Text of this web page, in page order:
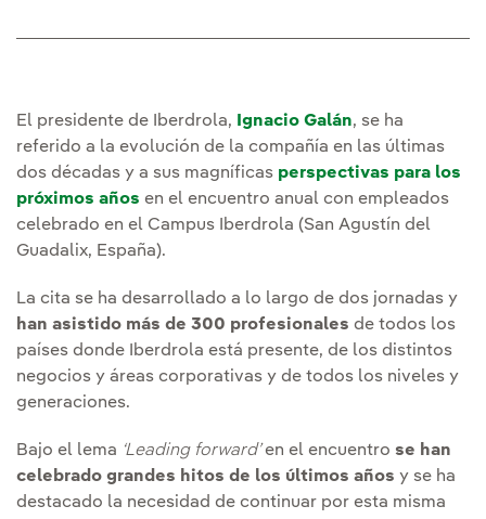
El presidente de Iberdrola, Ignacio Galán, se ha
referido a la evolución de la compañía en las últimas
dos décadas y a sus magníficas perspectivas para los
próximos años en el encuentro anual con empleados
celebrado en el Campus Iberdrola (San Agustín del
Guadalix, España).
La cita se ha desarrollado a lo largo de dos jornadas y
han asistido más de 300 profesionales de todos los
países donde Iberdrola está presente, de los distintos
negocios y áreas corporativas y de todos los niveles y
generaciones.
Bajo el lema ‘Leading forward’en el encuentro se han
celebrado grandes hitos de los últimos años y se ha
destacado la necesidad de continuar por esta misma